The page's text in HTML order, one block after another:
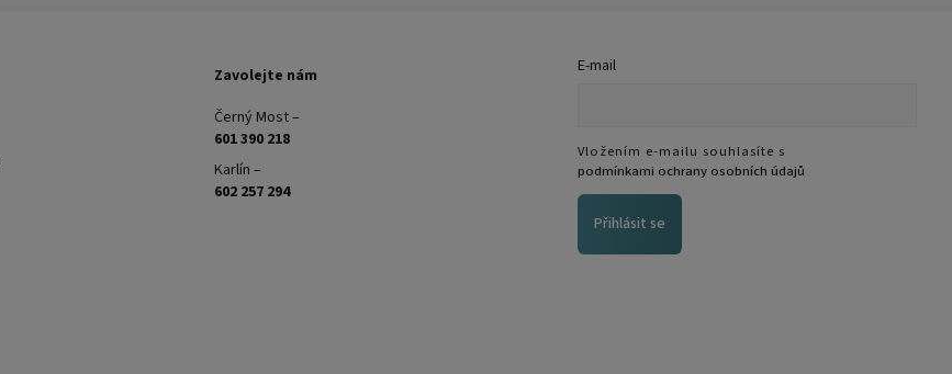
Zavolejte nám
Černý Most –
601 390 218
Karlín –
602 257 294
E-mail
Vložením e-mailu souhlasíte s
podmínkami ochrany osobních údajů
Přihlásit se